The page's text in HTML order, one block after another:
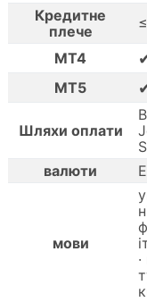
Кредитне
плече
MT4
MT5
Шляхи оплати
валюти
мови